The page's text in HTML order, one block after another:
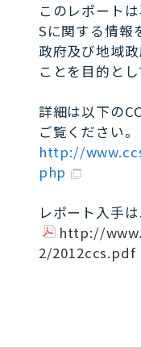
このレポート
Sに関する情報
政府及び地域
ことを目的とし
詳細は以下の
ご覧ください。
http://
php
レポート入手
http://
2/2012ccs.pdf